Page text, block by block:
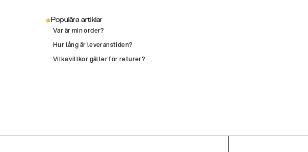
Populära artiklar
Var är min order?
Hur lång är leveranstiden?
Vilka villkor gäller för returer?